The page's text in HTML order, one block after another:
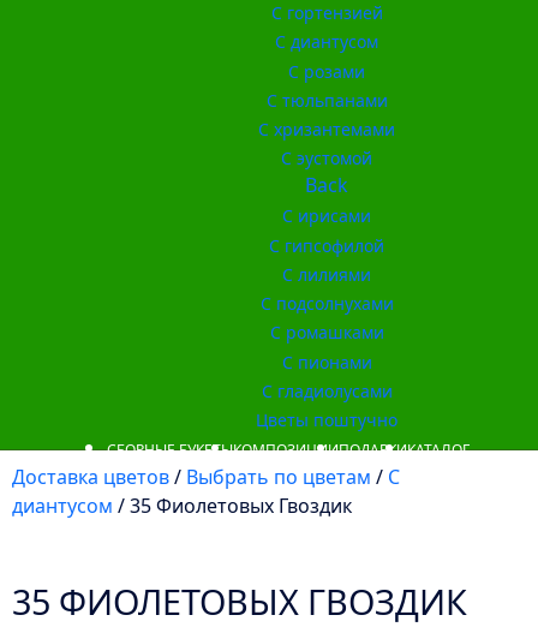
С гортензией
С диантусом
С розами
С тюльпанами
С хризантемами
С эустомой
Back
С ирисами
С гипсофилой
С лилиями
С подсолнухами
С ромашками
С пионами
С гладиолусами
Цветы поштучно
СБОРНЫЕ БУКЕТЫКОМПОЗИЦИИПОДАРКИКАТАЛОГ
Доставка цветов/ Выбрать по цветам / С
диантусом / 35 Фиолетовых Гвоздик
35 ФИОЛЕТОВЫХ ГВОЗДИК